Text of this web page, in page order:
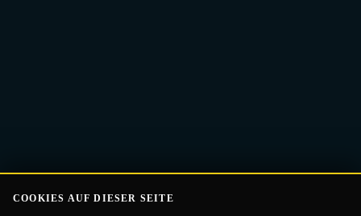
COOKIES AUF DIESER SEITE